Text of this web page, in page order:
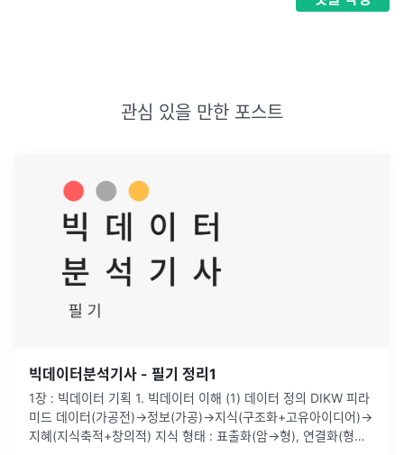
관심 있을 만한 포스트
빅데이터분석기사 - 필기 정리1
1장 : 빅데이터 기획 1. 빅데이터 이해 (1) 데이터 정의 DIKW 피라
미드 데이터(가공전)→정보(가공)→지식(구조화+고유아이디어)→
지혜(지식축적+창의적) 지식 형태 : 표출화(암→형), 연결화(형→